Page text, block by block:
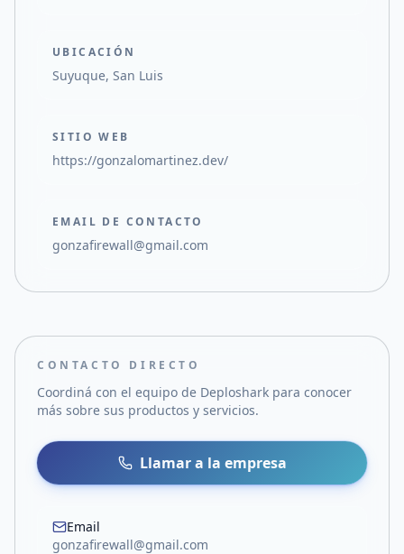
UBICACIÓN
Suyuque, San Luis
SITIO WEB
https://gonzalomartinez.dev/
EMAIL DE CONTACTO
gonzafirewall@gmail.com
CONTACTO DIRECTO
Coordiná con el equipo de Deploshark para conocer
más sobre sus productos y servicios.
Llamar a la empresa
Email
gonzafirewall@gmail.com